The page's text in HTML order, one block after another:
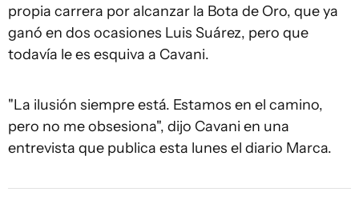
propia carrera por alcanzar la Bota de Oro, que ya
ganó en dos ocasiones Luis Suárez, pero que
todavía le es esquiva a Cavani.
"La ilusión siempre está. Estamos en el camino,
pero no me obsesiona", dijo Cavani en una
entrevista que publica esta lunes el diario Marca.